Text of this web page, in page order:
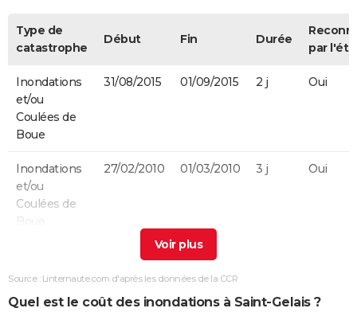
Type de
catastrophe
Début Fin Durée
par
Inondations
et/ou
Coulées de
Boue
31/08/2015 01/09/2015 2 j Oui
Inondations
et/ou
Coulées de
Boue
27/02/2010 01/03/2010 3 j Oui
et/ou
Boue
25/12/1999 29/12/1999
Source : Linternaute.com d'après les données de la CCR
Quel est le coût des inondations à Saint-Gelais ?